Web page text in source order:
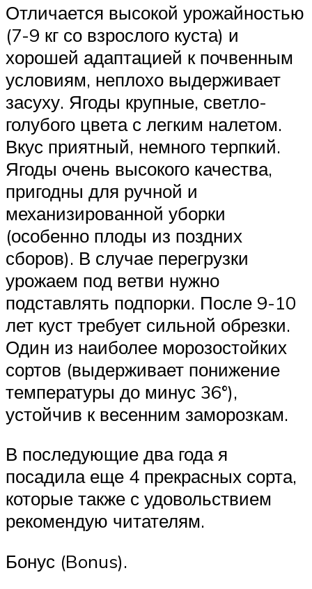
Отличается высокой урожайностью
(7-9 кг со взрослого куста) и
хорошей адаптацией к почвенным
условиям, неплохо выдерживает
засуху. Ягоды крупные, светло-
голубого цвета с легким налетом.
Вкус приятный, немного терпкий.
Ягоды очень высокого качества,
пригодны для ручной и
механизированной уборки
(особенно плоды из поздних
сборов). В случае перегрузки
урожаем под ветви нужно
подставлять подпорки. После 9-10
лет куст требует сильной обрезки.
Один из наиболее морозостойких
сортов (выдерживает понижение
температуры до минус 36°),
устойчив к весенним заморозкам.
В последующие два года я
посадила еще 4 прекрасных сорта,
которые также с удовольствием
рекомендую читателям.
Бонус (Bonus).